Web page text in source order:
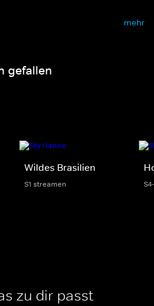
mehr
gefallen
Wildes Brasilien
S1 streamen
zu dir passt